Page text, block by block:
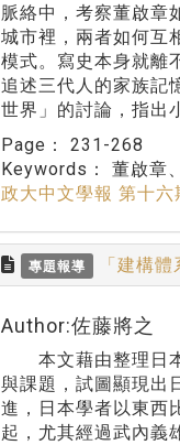
脈絡中，考察董啟章
城市裡，兩者如何互
模式。寫史本身就離
追述三代人的家族記
世界」的討論，指出
Page： 231-268
Keywords： 董啟章
政大中文學報 第十六
專題報導 「建構
Author:佐藤將之
本文藉由整理日本
與課題，試圖顯現出
進，日本學者以東西
起，尤其經過武內義